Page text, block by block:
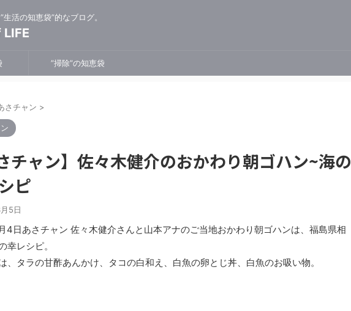
活の知恵袋”的なブログ。
”掃除”の知恵袋
さチャン >
チャン】佐々木健介のおかわり朝ゴハン~海の
ピ
5日
4日あさチャン 佐々木健介さんと山本アナのご当地おかわり朝ゴハンは、福島県相
幸レシピ。
、タラの甘酢あんかけ、タコの白和え、白魚の卵とじ丼、白魚のお吸い物。